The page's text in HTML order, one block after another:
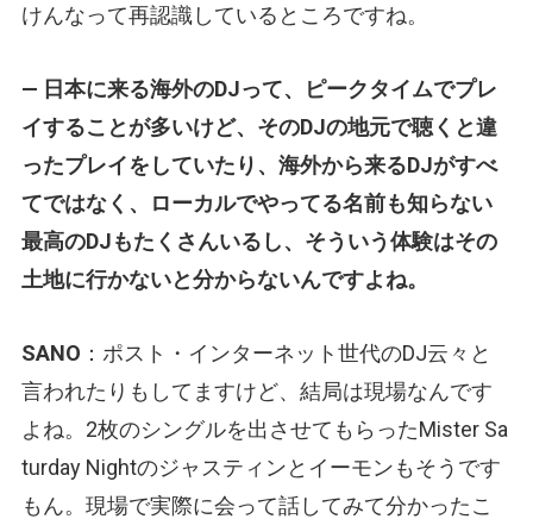
けんなって再認識しているところですね。
— 日本に来る海外のDJって、ピークタイムでプレ
イすることが多いけど、そのDJの地元で聴くと違
ったプレイをしていたり、海外から来るDJがすべ
てではなく、ローカルでやってる名前も知らない
最高のDJもたくさんいるし、そういう体験はその
土地に行かないと分からないんですよね。
SANO ：ポスト・インターネット世代のDJ云々と
言われたりもしてますけど、結局は現場なんです
よね。2枚のシングルを出させてもらったMister Sa
turday Nightのジャスティンとイーモンもそうです
もん。現場で実際に会って話してみて分かったこ